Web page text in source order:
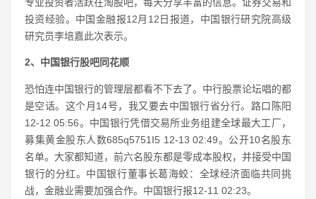
专业投资者活跃在淘股吧，每天分享丰富的信息。证券交易和
投资经验。中国金融报12月12日报道，中国银行研究院高级
研究员李培嘉此次表示。
2、中国银行股吧同花顺
恐怕连中国银行的管理层都看不下去了。中行股票论坛唱的都
是空话。这个月14号，我又要去中国银行省分行。路口陈阳
12-12 05:56。中国银行凭借交易所业务组建全球最大工厂，
募集黄金股东人数685q5751I5 12-13 02:49。公开10名股东
名单。大家都知道，前六名股东都是零成本股权，并接受中国
银行的分红。中国银行董事长葛海蛟：全球经济面临共同挑
战，金融业需要加强合作。中国银行报12-11 02:23。